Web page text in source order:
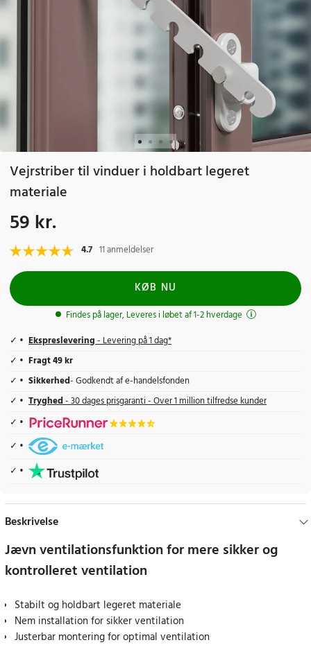
Vejrstriber til vinduer i holdbart legeret
materiale
Pris: 59 kr.
59 kr.
4.7 11 anmeldelser
KØB NU
Findes på lager, Leveres i løbet af 1-2 hverdage
Ekspreslevering- Levering på 1 dag*
Fragt 49 kr
Sikkerhed- Godkendt af e-handelsfonden
Tryghed- 30 dages prisgaranti - Over 1 million tilfredse kunder
Beskrivelse
Jævn ventilationsfunktion for mere sikker og
kontrolleret ventilation
Stabilt og holdbart legeret materiale
Nem installation for sikker ventilation
Justerbar montering for optimal ventilation